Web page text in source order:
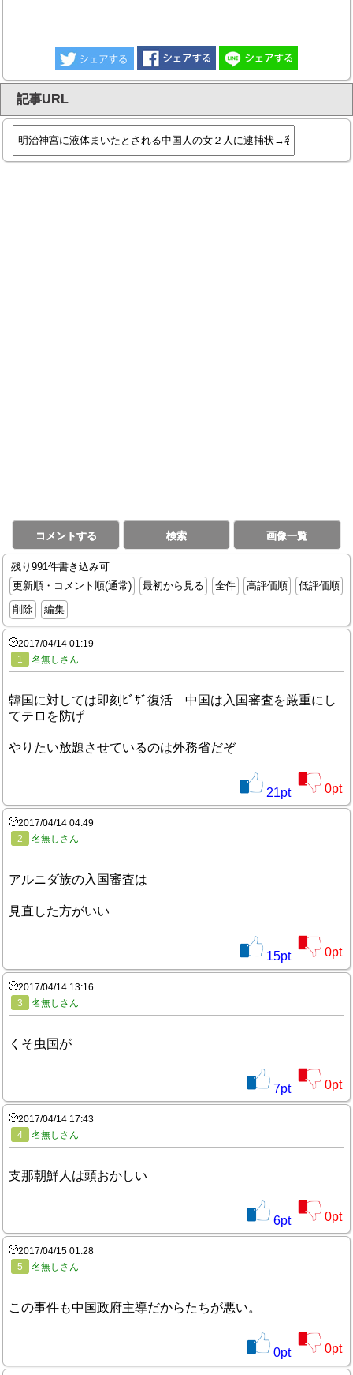
記事URL
コメントする 検索 画像一覧
残り991件書き込み可
更新順・コメント順(通常)
最初から見る 全件 高評価順
低評価順
削除
編集
2017/04/14 01:19
1
名無しさん
韓国に対しては即刻ﾋﾞｻﾞ復活 中国は入国審査を厳重にし
てテロを防げ
やりたい放題させているのは外務省だぞ
21pt 0pt
2017/04/14 04:49
2
名無しさん
アルニダ族の入国審査は
見直した方がいい
15pt 0pt
2017/04/14 13:16
3
名無しさん
くそ虫国が
7pt 0pt
2017/04/14 17:43
4
名無しさん
支那朝鮮人は頭おかしい
6pt 0pt
2017/04/15 01:28
5
名無しさん
この事件も中国政府主導だからたちが悪い。
0pt 0pt